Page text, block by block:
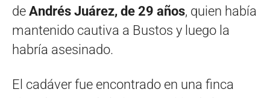
de Andrés Juárez, de 29 años, quien había
mantenido cautiva a Bustos y luego la
habría asesinado.
El cadáver fue encontrado en una finca